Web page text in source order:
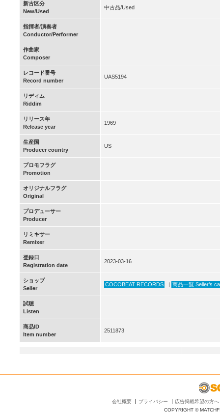
新古区分
New/Used
中古品/Used
指揮者/演奏者
Conductor/Performer
作曲家
Composer
レコード番号
Record number
UAS5194
リディム
Riddim
リリース年
Release year
1969
生産国
Producer country
US
プロモフラグ
Promotion
オリジナルフラグ
Original
プロデューサー
Producer
リミキサー
Remixer
登録日
Registration date
2023-03-16
ショップ
Seller
COCOBEAT RECORDS | 商品一覧 Seller’s
試聴
Listen
商品ID
Item number
2511873
会社概要 プライバシー
広告掲載希望の方へ
COPYRIGHT ©